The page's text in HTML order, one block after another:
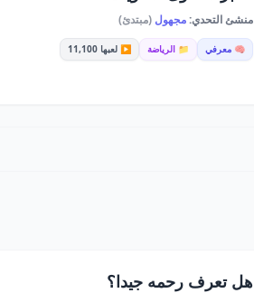
منشئ التحدي:مجهول(مبتدئ)
🧠 معرفي 📁 الرياضة ▶️ لعبها 11,100
هل تعرف رحمه جيدا؟